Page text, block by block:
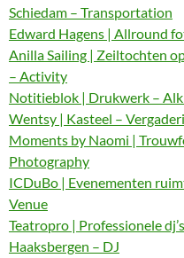
Schiedam – Transportation
Edward Hagens | Allround
Anilla Sailing | Zeiltochten
– Activity
Notitieblok | Drukwerk –
Wentsy | Kasteel –
Moments by Naomi |
Photography
ICDuBo | Evenementen
Venue
Teatropro | Professionele
Haaksbergen – DJ